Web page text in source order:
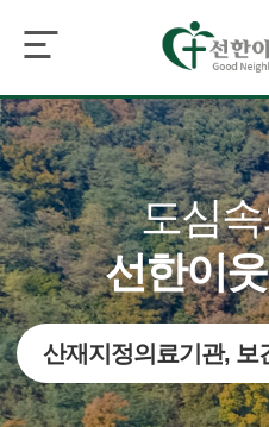
도심
선한이
산재지정의료기관, 보